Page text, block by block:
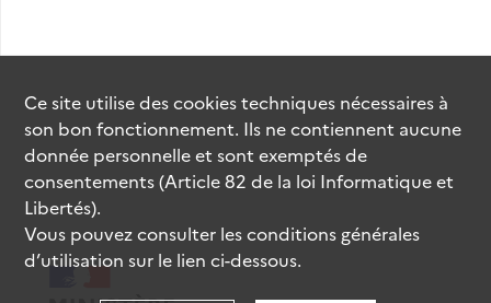
Ce site utilise descookiestechniques nécessaires à
son bon fonctionnement. Ils ne contiennent aucune
donnée personnelle et sont exemptés de
consentements (Article 82 de la loi Informatique et
Libertés).
Vous pouvez consulter les conditions générales
d’utilisation sur le lien ci-dessous.